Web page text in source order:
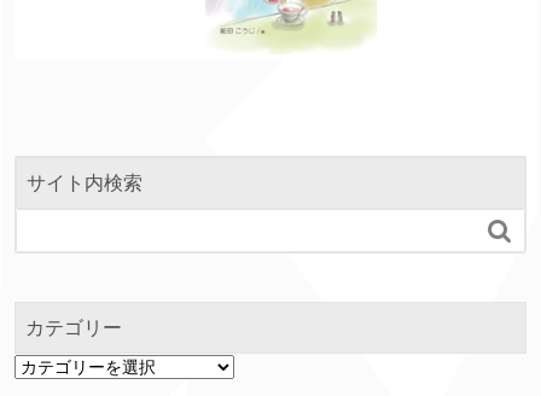
サイト内検索

カテゴリー
カ